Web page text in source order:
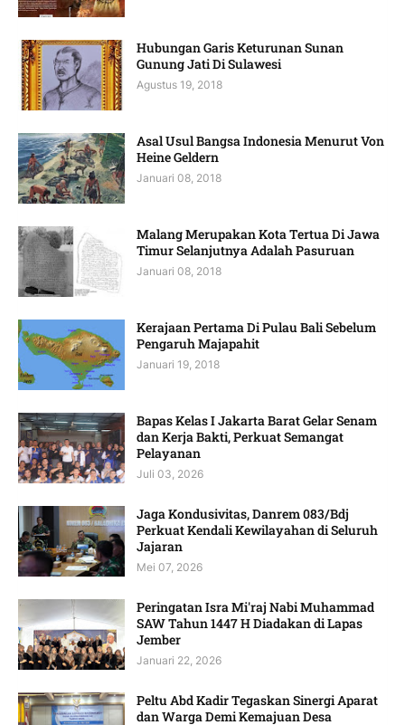
Hubungan Garis Keturunan Sunan
Gunung Jati Di Sulawesi
Agustus 19, 2018
Asal Usul Bangsa Indonesia Menurut Von
Heine Geldern
Januari 08, 2018
Malang Merupakan Kota Tertua Di Jawa
Timur Selanjutnya Adalah Pasuruan
Januari 08, 2018
Kerajaan Pertama Di Pulau Bali Sebelum
Pengaruh Majapahit
Januari 19, 2018
Bapas Kelas I Jakarta Barat Gelar Senam
dan Kerja Bakti, Perkuat Semangat
Pelayanan
Juli 03, 2026
Jaga Kondusivitas, Danrem 083/Bdj
Perkuat Kendali Kewilayahan di Seluruh
Jajaran
Mei 07, 2026
Peringatan Isra Mi'raj Nabi Muhammad
SAW Tahun 1447 H Diadakan di Lapas
Jember
Januari 22, 2026
Peltu Abd Kadir Tegaskan Sinergi Aparat
dan Warga Demi Kemajuan Desa